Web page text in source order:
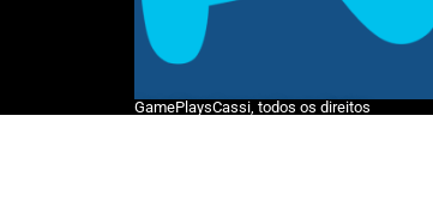
GamePlaysCassi, todos os direitos